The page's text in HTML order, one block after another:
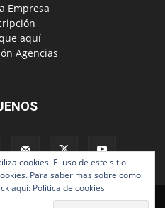
Empresa
aquí
Agencias
cookies. El uso de este sitio
Para saber mas sobre como
aquí: Política de cookies